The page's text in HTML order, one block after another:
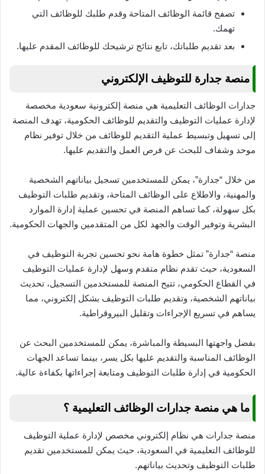
تصفح قائمة الوظائف المتاحة وقدم طلبك للوظائف التي
تهمك.
بعد تقديم طلباتك، تابع نتائج ترشيحك للوظائف المقدم عليها.
منصة جدارة للتوظيف الإلكتروني
جدارات الوظائف التعليمية هي منصة إلكترونية سعودية مخصصة
لإدارة عمليات التوظيف والتقديم للوظائف الحكومية، تهدف المنصة
إلى تسهيل وتبسيط عملية التقديم للوظائف من خلال توفير نظام
موحد وشفاف للبحث عن فرص العمل والتقديم عليها.
من خلال “جدارة”، يمكن للمستخدمين تسجيل بياناتهم الشخصية
والمهنية، والاطلاع على الوظائف المتاحة، وتقديم طلبات التوظيف
بكل سهولة، كما تساهم المنصة في تحسين عملية إدارة الموارد
البشرية وتوفير الوقت والجهد لكل من المتقدمين والجهات الحكومية.
منصة “جدارة” تمثل خطوة هامة نحو تحسين تجربة التوظيف في
السعودية، حيث تقدم نظام متقدم وسهل لإدارة عمليات التوظيف
في القطاع الحكومي، تتيح المنصة للمستخدمين التسجيل، تحديث
بياناتهم الشخصية، وتقديم طلبات التوظيف بشكل إلكتروني، مما
يساهم في تسريع الإجراءات وتقليل البيروقراطية.
بفضل واجهتها البسيطة والمباشرة، يمكن للمستخدمين البحث عن
الوظائف المناسبة والتقديم عليها بكل يسر، بينما تساعد الجهات
الحكومية في إدارة طلبات التوظيف ومتابعة إجراءاتها بكفاءة عالية.
ما هي منصة جدارات الوظائف التعليمية ؟
منصة جدارات هي نظام إلكتروني مخصص لإدارة عملية التوظيف
للوظائف التعليمية في السعودية، حيث يمكن للمستخدمين تقديم
طلبات التوظيف وتحديث بياناتهم.